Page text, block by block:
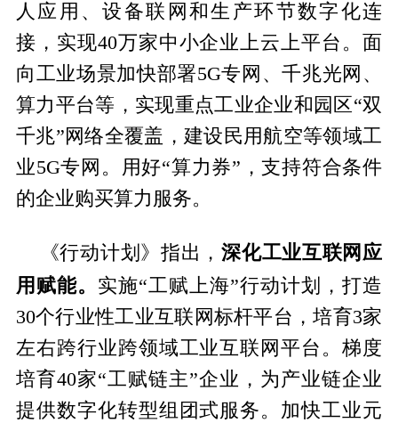
人应用、设备联网和生产环节数字化连
接，实现40万家中小企业上云上平台。面
向工业场景加快部署5G专网、千兆光网、
算力平台等，实现重点工业企业和园区“双
千兆”网络全覆盖，建设民用航空等领域工
业5G专网。用好“算力券”，支持符合条件
的企业购买算力服务。
《行动计划》指出，深化工业互联网应
用赋能。
实施“工赋上海”行动计划，打造
30个行业性工业互联网标杆平台，培育3家
左右跨行业跨领域工业互联网平台。梯度
培育40家“工赋链主”企业，为产业链企业
提供数字化转型组团式服务。加快工业元